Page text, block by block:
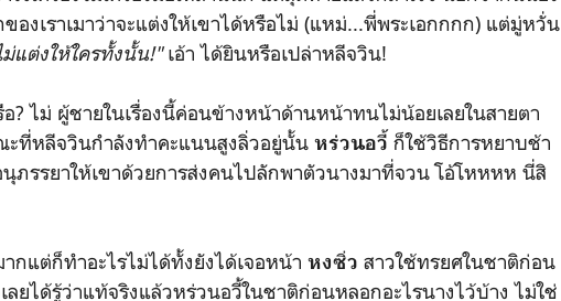
งเราเมาว่าจะแต่งให้เขาได้หรือไม่ (แหม่...พี่พระเอกกกก) แต่มู่หวั่น
แต่งให้ใครทั้งนั้น!"เอ้า ได้ยินหรือเปล่าหลีจวิน!
ม่ ผู้ชายในเรื่องนี้ค่อนข้างหน้าด้านหน้าทนไม่น้อยเลยในสายตา
ะที่หลีจวินกำลังทำคะแนนสูงลิ่วอยู่นั้น หร่วนอวี้ ก็ใช้วิธีการหยาบช้า
รรยาให้เขาด้วยการส่งคนไปลักพาตัวนางมาที่จวน โอ้โหหหห นี่สิ
ต่ก็ทำอะไรไม่ได้ทั้งยังได้เจอหน้า หงซิ่ว สาวใช้ทรยศในชาติก่อน
ยได้รู้ว่าแท้จริงแล้วหร่วนอวี้ในชาติก่อนหลอกอะไรนางไว้บ้าง ไม่ใช่